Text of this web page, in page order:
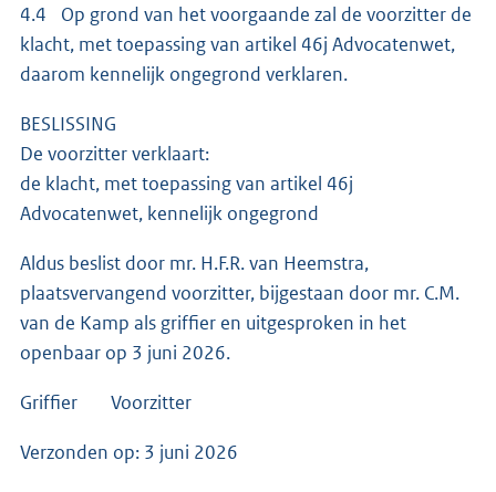
4.4 Op grond van het voorgaande zal de voorzitter de
klacht, met toepassing van artikel 46j Advocatenwet,
daarom kennelijk ongegrond verklaren.
BESLISSING
De voorzitter verklaart:
de klacht, met toepassing van artikel 46j
Advocatenwet, kennelijk ongegrond
Aldus beslist door mr. H.F.R. van Heemstra,
plaatsvervangend voorzitter, bijgestaan door mr. C.M.
van de Kamp als griffier en uitgesproken in het
openbaar op 3 juni 2026.
Griffier Voorzitter
Verzonden op: 3 juni 2026